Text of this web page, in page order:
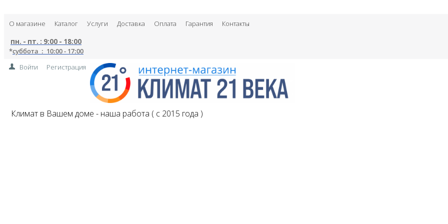
О магазине Каталог Услуги Доставка Оплата Гарантия Контакты
пн. - пт. : 9:00 - 18:00
*суббота : 10:00 - 17:00
Войти
Регистрация
Климат в Вашем доме - наша работа ( с 2015 года )